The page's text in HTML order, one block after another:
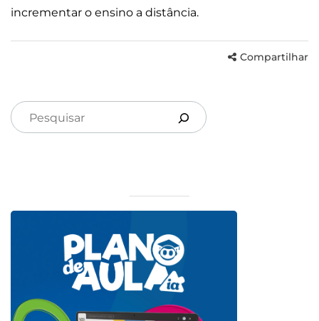
incrementar o ensino a distância.
Compartilhar